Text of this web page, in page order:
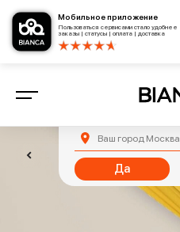
Мобильное приложение
Пользоваться сервисами стало удобнее
заказы | статусы | оплата | доставка
Ваш город Москва
Да